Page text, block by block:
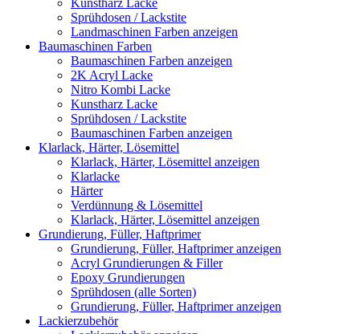
Kunstharz Lacke
Sprühdosen / Lackstite
Landmaschinen Farben anzeigen
Baumaschinen Farben
Baumaschinen Farben anzeigen
2K Acryl Lacke
Nitro Kombi Lacke
Kunstharz Lacke
Sprühdosen / Lackstite
Baumaschinen Farben anzeigen
Klarlack, Härter, Lösemittel
Klarlack, Härter, Lösemittel anzeigen
Klarlacke
Härter
Verdünnung & Lösemittel
Klarlack, Härter, Lösemittel anzeigen
Grundierung, Füller, Haftprimer
Grundierung, Füller, Haftprimer anzeigen
Acryl Grundierungen & Filler
Epoxy Grundierungen
Sprühdosen (alle Sorten)
Grundierung, Füller, Haftprimer anzeigen
Lackierzubehör